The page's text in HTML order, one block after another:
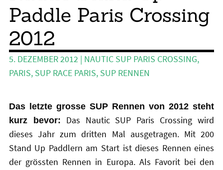
Ratgeber
Das Magazin
Stand Up Magazin TV
SPOT FINDER
Paddle Paris Crossing
2012
5. DEZEMBER 2012| NAUTIC SUP PARIS CROSSING,
PARIS, SUP RACE PARIS, SUP RENNEN
Das letzte grosse SUP Rennen von 2012 steht
kurz bevor: Das Nautic SUP Paris Crossing wird
dieses Jahr zum dritten Mal ausgetragen. Mit 200
Stand Up Paddlern am Start ist dieses Rennen eines
der grössten Rennen in Europa. Als Favorit bei den